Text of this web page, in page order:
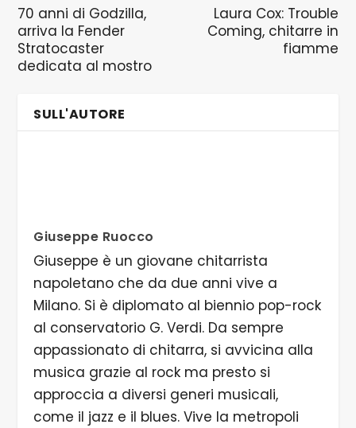
70 anni di Godzilla,
arriva la Fender
Stratocaster
dedicata al mostro
Laura Cox: Trouble
Coming, chitarre in
fiamme
SULL'AUTORE
Giuseppe Ruocco
Giuseppe è un giovane chitarrista
napoletano che da due anni vive a
Milano. Si è diplomato al biennio pop-rock
al conservatorio G. Verdi. Da sempre
appassionato di chitarra, si avvicina alla
musica grazie al rock ma presto si
approccia a diversi generi musicali,
come il jazz e il blues. Vive la metropoli